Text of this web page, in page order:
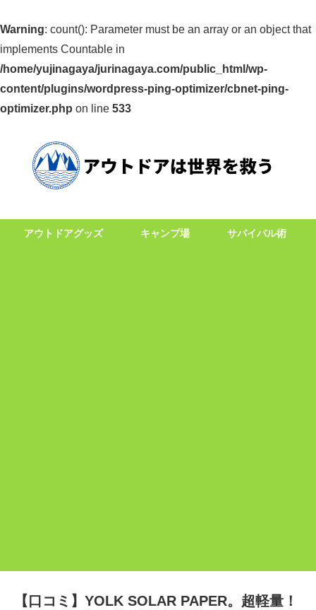
Warning: count(): Parameter must be an array or an object that
implements Countable in
/home/yujinagaya/jurinagaya.com/public_html/wp-
content/plugins/wordpress-ping-optimizer/cbnet-ping-
optimizer.php on line 533
アウトドアグッズ キャンプ場 サバイバル術
【口コミ】YOLK SOLAR PAPER。超軽量！